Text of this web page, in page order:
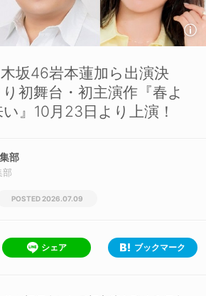
坂46岩本蓮加ら出演決
初舞台・初主演作『春よ
』10月23日より上演！
部
部
2026.07.09
シェア ブックマーク